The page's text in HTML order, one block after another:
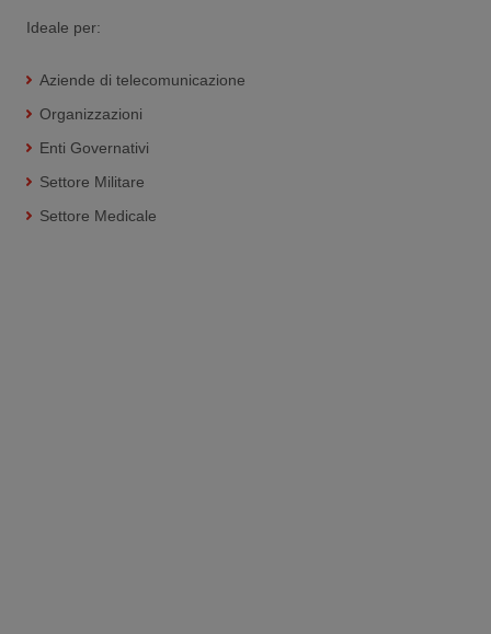
Ideale per:
Aziende di telecomunicazione
Organizzazioni
Enti Governativi
Settore Militare
Settore Medicale